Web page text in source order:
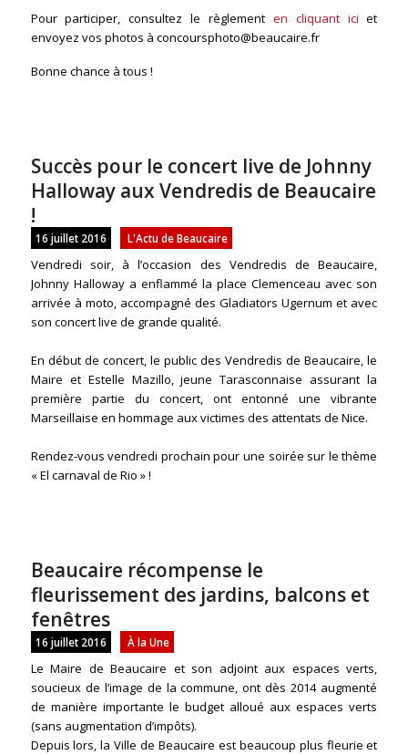
Pour participer, consultez le règlement en cliquant ici et
envoyez vos photos à concoursphoto@beaucaire.fr
Bonne chance à tous !
Succès pour le concert live de Johnny
Halloway aux Vendredis de Beaucaire
!
16 juillet 2016 L'Actu de Beaucaire
Vendredi soir, à l’occasion des Vendredis de Beaucaire,
Johnny Halloway a enflammé la place Clemenceau avec son
arrivée à moto, accompagné des Gladiators Ugernum et avec
son concert live de grande qualité.
En début de concert, le public des Vendredis de Beaucaire, le
Maire et Estelle Mazillo, jeune Tarasconnaise assurant la
première partie du concert, ont entonné une vibrante
Marseillaise en hommage aux victimes des attentats de Nice.
Rendez-vous vendredi prochain pour une soirée sur le thème
« El carnaval de Rio » !
Beaucaire récompense le
fleurissement des jardins, balcons et
fenêtres
16 juillet 2016 À la Une
Le Maire de Beaucaire et son adjoint aux espaces verts,
soucieux de l’image de la commune, ont dès 2014 augmenté
de manière importante le budget alloué aux espaces verts
(sans augmentation d’impôts).
Depuis lors, la Ville de Beaucaire est beaucoup plus fleurie et